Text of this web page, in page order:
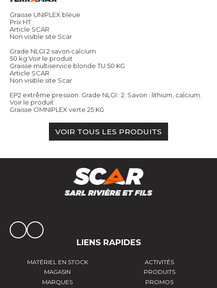
Graisse UNIPLEX bleue
Prix HT :
Article SCAR
Non visible site Scar
Grade NLGI 2 savon calcium
50 kg Voir le produit
Graisse multiservice blonde TU 50 KG
Article SCAR
Non visible site Scar
EP2 extrême pression. Grade NLGI : 2. Savon : lithium, calcium.
Voir le produit
Graisse OMNIPLEX verte 25 KG
VOIR TOUS LES PRODUITS
LIENS RAPIDES
MATÉRIEL EN STOCK
ACTIVITÉS
MAGASIN
PRODUITS
MARQUES
PROMOS